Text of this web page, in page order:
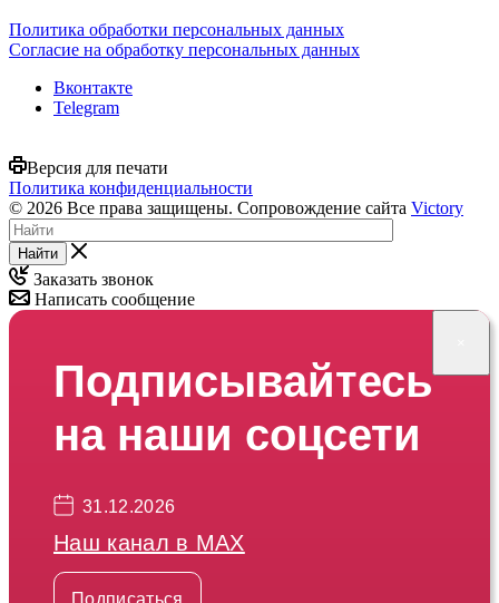
Политика обработки персональных данных
Согласие на обработку персональных данных
Вконтакте
Telegram
Версия для печати
Политика конфиденциальности
© 2026 Все права защищены. Сопровождение сайта Victory
Найти
Заказать звонок
Написать сообщение
Подписывайтесь
на наши соцсети
31.12.2026
Наш канал в МАХ
Подписаться